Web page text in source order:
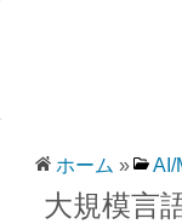
ホーム » AI/
大規模言